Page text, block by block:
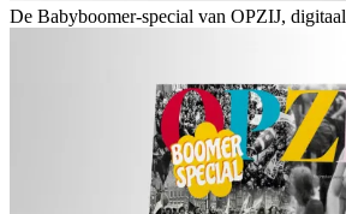
De Babyboomer-special van OPZIJ, digitaal